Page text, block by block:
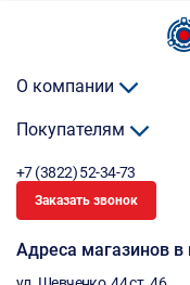
О компании
Покупателям
+7 (3822) 52-34-73
Заказать звонок
Адреса магазинов в